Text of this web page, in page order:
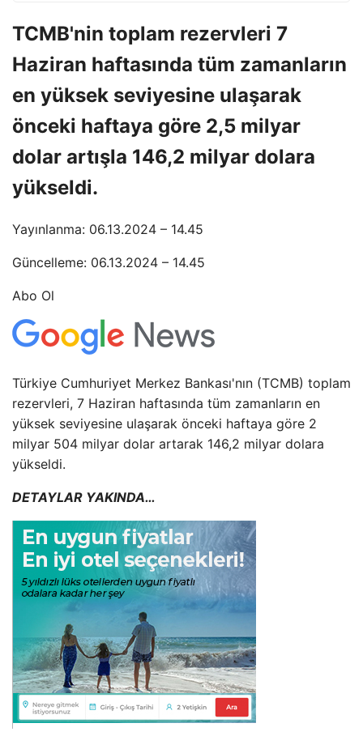
TCMB'nin toplam rezervleri 7
Haziran haftasında tüm zamanların
en yüksek seviyesine ulaşarak
önceki haftaya göre 2,5 milyar
dolar artışla 146,2 milyar dolara
yükseldi.
Yayınlanma: 06.13.2024 – 14.45
Güncelleme: 06.13.2024 – 14.45
Abo Ol
Türkiye Cumhuriyet Merkez Bankası'nın (TCMB) toplam
rezervleri, 7 Haziran haftasında tüm zamanların en
yüksek seviyesine ulaşarak önceki haftaya göre 2
milyar 504 milyar dolar artarak 146,2 milyar dolara
yükseldi.
DETAYLAR YAKINDA…